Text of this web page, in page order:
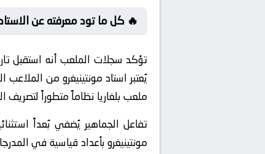
🔥 كل ما تود معرفته عن
تؤكد سجلات الملعب أنه استقبل
يُعتبر استاد مونتينيغرو من
ملعب بلغاريا نظاماً متطوراً
تفاعل الجماهير يُضفي بُعداً
مونتينيغرو بأعداد قياسية في